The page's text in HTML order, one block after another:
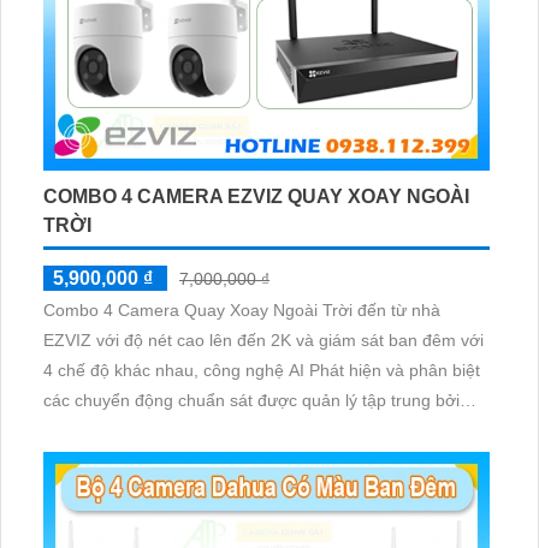
COMBO 4 CAMERA EZVIZ QUAY XOAY NGOÀI
TRỜI
5,900,000 ₫
7,000,000 ₫
Combo 4 Camera Quay Xoay Ngoài Trời đến từ nhà
EZVIZ với độ nét cao lên đến 2K và giám sát ban đêm với
4 chế độ khác nhau, công nghệ AI Phát hiện và phân biệt
các chuyển động chuẩn sát được quản lý tập trung bởi